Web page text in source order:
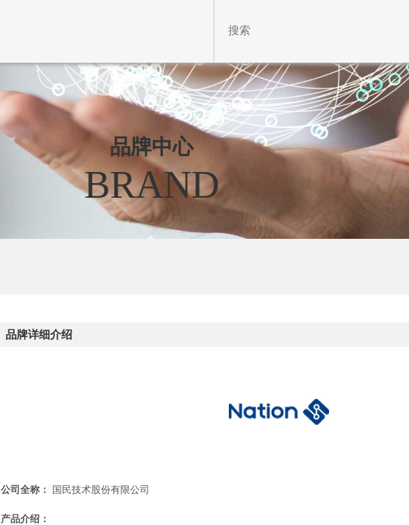
品牌中心
BRAND
品牌详细介绍
公司全称： 国民技术股份有限公司
产品介绍：